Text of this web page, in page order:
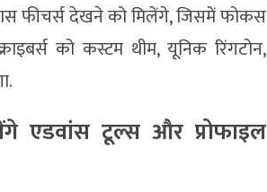
फीचर्स देखने को मिलेंगे, जिसमें फोकस
को कस्टम थीम, यूनिक रिंगटोन,
एडवांस टूल्स और प्रोफाइल